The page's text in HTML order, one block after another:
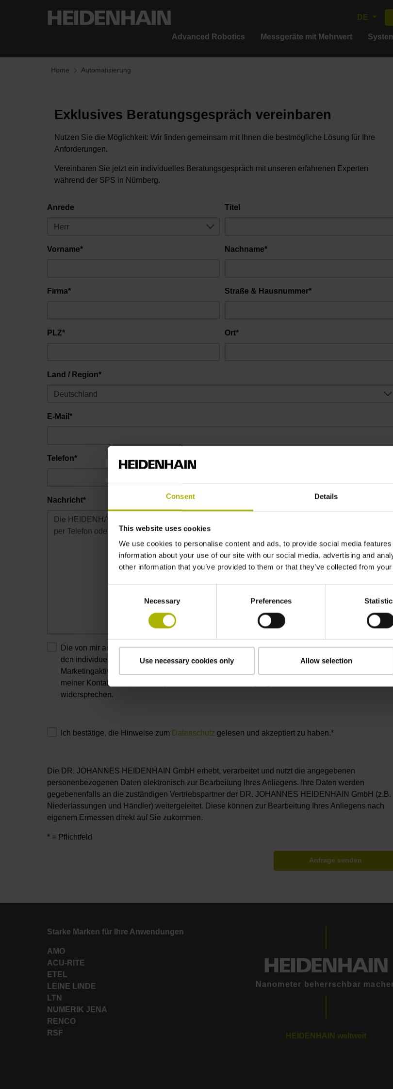
Consent Details
This website uses cookies
We use cookies to personalise content and ads, to provide social media
information about your use of our site with our social media, advertising and
other information that you’ve provided to them or that they’ve collected from
Necessary Preferences
Use necessary cookies only Allow selection
DE
Advanced Robotics Messgeräte mit Mehrwert
Home Automatisierung
Exklusives Beratungsgespräch vereinbaren
Nutzen Sie die Möglichkeit: Wir finden gemeinsam mit Ihnen die bestmögliche Lösung für Ihre
Anforderungen.
Vereinbaren Sie jetzt ein individuelles Beratungsgespräch mit unseren erfahrenen Experten
während der SPS in Nürnberg.
Anrede Titel
Vorname* Nachname*
Firma* Straße & Hausnummer*
PLZ* Ort*
Land / Region*
E-Mail*
Telefon*
Nachricht*
Die von mir angegebenen Daten dürfen von der DR. JOHANNES HEIDENHAIN GmbH sowohl
den individuellen zukünftigen Kundenkontakt per E-Mail und Telefon als auch für
Marketingaktivitäten der DR. JOHANNES HEIDENHAIN GmbH genutzt werden. Dieser Nutzung
meiner Kontaktdaten kann ich jederzeit per Benachrichtigung an hd@heidenhain.de
widersprechen.
Ich bestätige, die Hinweise zum Datenschutz gelesen und akzeptiert zu haben.*
Die DR. JOHANNES HEIDENHAIN GmbH erhebt, verarbeitet und nutzt die angegebenen
personenbezogenen Daten elektronisch zur Bearbeitung Ihres Anliegens. Ihre Daten werden
gegebenenfalls an die zuständigen Vertriebspartner der DR. JOHANNES HEIDENHAIN GmbH (z.B.
Niederlassungen und Händler) weitergeleitet. Diese können zur Bearbeitung Ihres Anliegens nach
eigenem Ermessen direkt auf Sie zukommen.
* = Pflichtfeld
Anfrage senden
Starke Marken für Ihre Anwendungen
AMO
ACU-RITE
ETEL
LEINE LINDE
LTN
NUMERIK JENA
RENCO
RSF
Nanometer beherrschbar
HEIDENHAIN weltweit